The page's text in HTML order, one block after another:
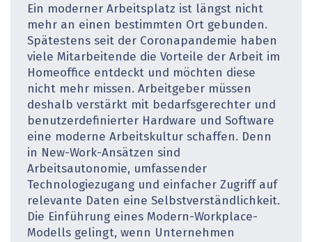
Ein moderner Arbeitsplatz ist längst nicht
mehr an einen bestimmten Ort gebunden.
Spätestens seit der Coronapandemie haben
viele Mitarbeitende die Vorteile der Arbeit im
Homeoffice entdeckt und möchten diese
nicht mehr missen. Arbeitgeber müssen
deshalb verstärkt mit bedarfsgerechter und
benutzerdefinierter Hardware und Software
eine moderne Arbeitskultur schaffen. Denn
in New-Work-­Ansätzen sind
Arbeitsautonomie, umfassender
Technologiezugang und einfacher Zugriff auf
relevante Daten eine Selbstverständlichkeit.
Die Einführung eines Modern-Workplace-
Modells gelingt, wenn Unternehmen